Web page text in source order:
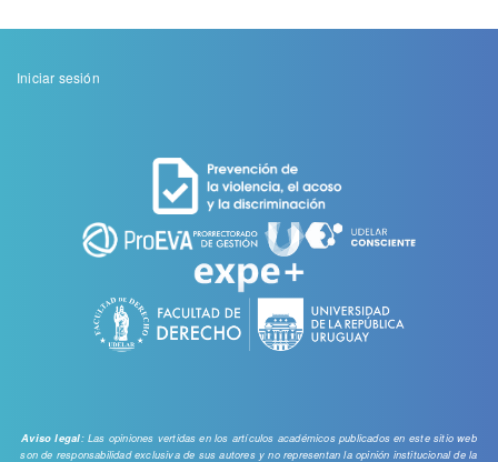
Menu
Iniciar sesión
Aviso legal: Las opiniones vertidas en los artículos académicos publicados en este sitio web
son de responsabilidad exclusiva de sus autores y no representan la opinión institucional de la